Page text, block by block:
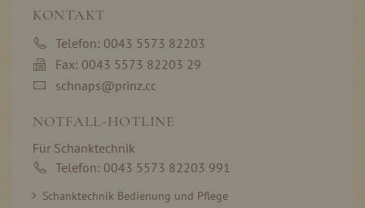
KONTAKT
Telefon: 0043 5573 82203
Fax: 0043 5573 82203 29
schnaps@prinz.cc
NOTFALL-HOTLINE
Für Schanktechnik
Telefon: 0043 5573 82203 991
Schanktechnik Bedienung und Pflege